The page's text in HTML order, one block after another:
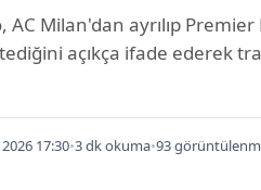
AC Milan'dan ayrılıp
açıkça ifade ederek
17:30•3 dk okuma•93